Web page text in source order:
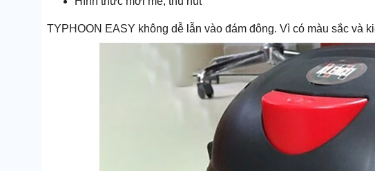
TYPHOON EASY không dễ lẫn vào đám đông. Vì có màu sắc và